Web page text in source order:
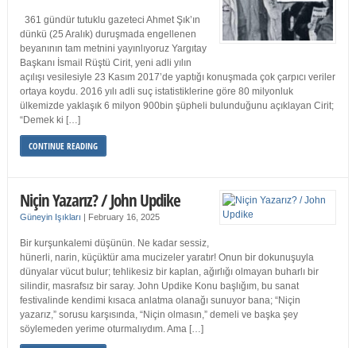
361 gündür tutuklu gazeteci Ahmet Şık’ın
dünkü (25 Aralık) duruşmada engellenen
beyanının tam metnini yayınlıyoruz Yargıtay
Başkanı İsmail Rüştü Cirit, yeni adli yılın
açılışı vesilesiyle 23 Kasım 2017’de yaptığı konuşmada çok çarpıcı veriler
ortaya koydu. 2016 yılı adli suç istatistiklerine göre 80 milyonluk
ülkemizde yaklaşık 6 milyon 900bin şüpheli bulunduğunu açıklayan Cirit;
“Demek ki […]
CONTINUE READING
Niçin Yazarız? / John Updike
Güneyin Işıkları | February 16, 2025
Bir kurşunkalemi düşünün. Ne kadar sessiz,
hünerli, narin, küçüktür ama mucizeler yaratır! Onun bir dokunuşuyla
dünyalar vücut bulur; tehlikesiz bir kaplan, ağırlığı olmayan buharlı bir
silindir, masrafsız bir saray. John Updike Konu başlığım, bu sanat
festivalinde kendimi kısaca anlatma olanağı sunuyor bana; “Niçin
yazarız,” sorusu karşısında, “Niçin olmasın,” demeli ve başka şey
söylemeden yerime oturmalıydım. Ama […]